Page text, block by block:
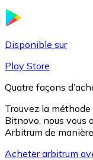
Disponible sur
Play Store
Quatre façons
Trouvez la
Bitnovo, nous vous
Arbitrum de
Acheter arbitrum